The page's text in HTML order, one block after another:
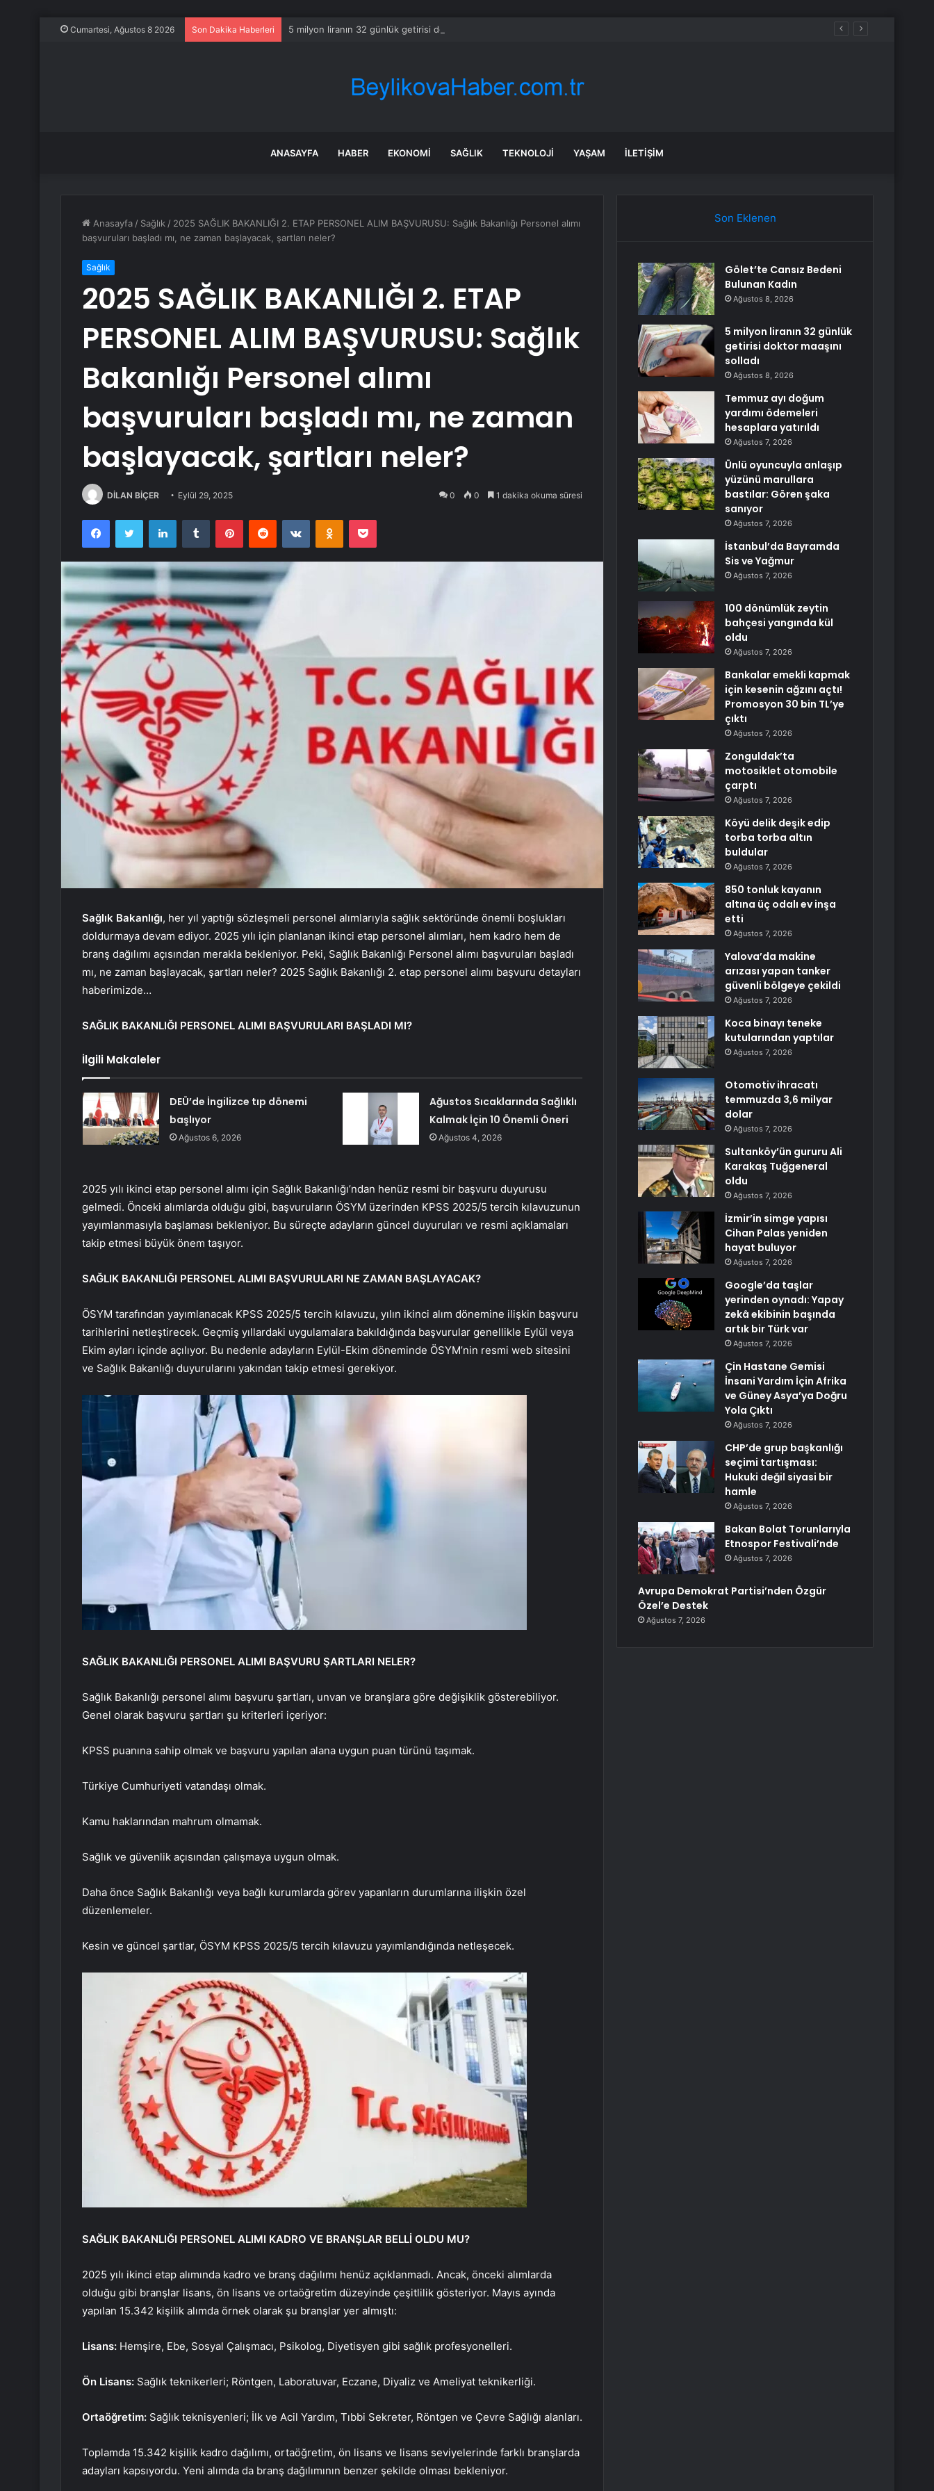
Cumartesi, Ağustos 8 2026 Son Dakika Haberleri 5 milyon liranın 32 günlük getirisi doktor maaşını solladı
ANASAYFA HABER EKONOMI SAĞLIK TEKNOLOJI YAŞAM İLETIŞIM
Anasayfa / Sağlık / 2025 SAĞLIK BAKANLIĞI 2. ETAP PERSONEL ALIM BAŞVURUSU: Sağlık Bakanlığı Personel alımı
başvuruları başladı mı, ne zaman başlayacak, şartları neler?
Sağlık
2025 SAĞLIK BAKANLIĞI 2. ETAP
PERSONEL ALIM BAŞVURUSU: Sağlık
Bakanlığı Personel alımı
başvuruları başladı mı, ne zaman
başlayacak, şartları neler?
DİLAN BİÇER Eylül 29, 2025 0 0 1 dakika okuma süresi
FacebookTwitter LinkedInTumblr PinterestReddit VKontakteOdnoklassniki
Pocket
Sağlık Bakanlığı, her yıl yaptığı sözleşmeli personel alımlarıyla sağlık sektöründe önemli boşlukları
doldurmaya devam ediyor. 2025 yılı için planlanan ikinci etap personel alımları, hem kadro hem de
branş dağılımı açısından merakla bekleniyor. Peki, Sağlık Bakanlığı Personel alımı başvuruları başladı
mı, ne zaman başlayacak, şartları neler? 2025 Sağlık Bakanlığı 2. etap personel alımı başvuru detayları
haberimizde…
SAĞLIK BAKANLIĞI PERSONEL ALIMI BAŞVURULARI BAŞLADI MI?
İlgili Makaleler
DEÜ’de İngilizce tıp dönemi
başlıyor
Ağustos 6, 2026
Ağustos Sıcaklarında Sağlıklı
Kalmak İçin 10 Önemli Öneri
Ağustos 4, 2026
2025 yılı ikinci etap personel alımı için Sağlık Bakanlığı’ndan henüz resmi bir başvuru duyurusu
gelmedi. Önceki alımlarda olduğu gibi, başvuruların ÖSYM üzerinden KPSS 2025/5 tercih kılavuzunun
yayımlanmasıyla başlaması bekleniyor. Bu süreçte adayların güncel duyuruları ve resmi açıklamaları
takip etmesi büyük önem taşıyor.
SAĞLIK BAKANLIĞI PERSONEL ALIMI BAŞVURULARI NE ZAMAN BAŞLAYACAK?
ÖSYM tarafından yayımlanacak KPSS 2025/5 tercih kılavuzu, yılın ikinci alım dönemine ilişkin başvuru
tarihlerini netleştirecek. Geçmiş yıllardaki uygulamalara bakıldığında başvurular genellikle Eylül veya
Ekim ayları içinde açılıyor. Bu nedenle adayların Eylül-Ekim döneminde ÖSYM’nin resmi web sitesini
ve Sağlık Bakanlığı duyurularını yakından takip etmesi gerekiyor.
SAĞLIK BAKANLIĞI PERSONEL ALIMI BAŞVURU ŞARTLARI NELER?
Sağlık Bakanlığı personel alımı başvuru şartları, unvan ve branşlara göre değişiklik gösterebiliyor.
Genel olarak başvuru şartları şu kriterleri içeriyor:
KPSS puanına sahip olmak ve başvuru yapılan alana uygun puan türünü taşımak.
Türkiye Cumhuriyeti vatandaşı olmak.
Kamu haklarından mahrum olmamak.
Sağlık ve güvenlik açısından çalışmaya uygun olmak.
Daha önce Sağlık Bakanlığı veya bağlı kurumlarda görev yapanların durumlarına ilişkin özel
düzenlemeler.
Kesin ve güncel şartlar, ÖSYM KPSS 2025/5 tercih kılavuzu yayımlandığında netleşecek.
SAĞLIK BAKANLIĞI PERSONEL ALIMI KADRO VE BRANŞLAR BELLİ OLDU MU?
2025 yılı ikinci etap alımında kadro ve branş dağılımı henüz açıklanmadı. Ancak, önceki alımlarda
olduğu gibi branşlar lisans, ön lisans ve ortaöğretim düzeyinde çeşitlilik gösteriyor. Mayıs ayında
yapılan 15.342 kişilik alımda örnek olarak şu branşlar yer almıştı:
Lisans: Hemşire, Ebe, Sosyal Çalışmacı, Psikolog, Diyetisyen gibi sağlık profesyonelleri.
Ön Lisans: Sağlık teknikerleri; Röntgen, Laboratuvar, Eczane, Diyaliz ve Ameliyat teknikerliği.
Ortaöğretim: Sağlık teknisyenleri; İlk ve Acil Yardım, Tıbbi Sekreter, Röntgen ve Çevre Sağlığı alanları.
Toplamda 15.342 kişilik kadro dağılımı, ortaöğretim, ön lisans ve lisans seviyelerinde farklı branşlarda
adayları kapsıyordu. Yeni alımda da branş dağılımının benzer şekilde olması bekleniyor.
Son Eklenen
Gölet’te Cansız Bedeni
Bulunan Kadın
Ağustos 8, 2026
5 milyon liranın 32 günlük
getirisi doktor maaşını
solladı
Ağustos 8, 2026
Temmuz ayı doğum
yardımı ödemeleri
hesaplara yatırıldı
Ağustos 7, 2026
Ünlü oyuncuyla anlaşıp
yüzünü marullara
bastılar: Gören şaka
sanıyor
Ağustos 7, 2026
İstanbul’da Bayramda
Sis ve Yağmur
Ağustos 7, 2026
100 dönümlük zeytin
bahçesi yangında kül
oldu
Ağustos 7, 2026
Bankalar emekli kapmak
için kesenin ağzını açtı!
Promosyon 30 bin TL’ye
çıktı
Ağustos 7, 2026
Zonguldak’ta
motosiklet otomobile
çarptı
Ağustos 7, 2026
Köyü delik deşik edip
torba torba altın
buldular
Ağustos 7, 2026
850 tonluk kayanın
altına üç odalı ev inşa
etti
Ağustos 7, 2026
Yalova’da makine
arızası yapan tanker
güvenli bölgeye çekildi
Ağustos 7, 2026
Koca binayı teneke
kutularından yaptılar
Ağustos 7, 2026
Otomotiv ihracatı
temmuzda 3,6 milyar
dolar
Ağustos 7, 2026
Sultanköy’ün gururu Ali
Karakaş Tuğgeneral
oldu
Ağustos 7, 2026
İzmir’in simge yapısı
Cihan Palas yeniden
hayat buluyor
Ağustos 7, 2026
Google’da taşlar
yerinden oynadı: Yapay
zekâ ekibinin başında
artık bir Türk var
Ağustos 7, 2026
Çin Hastane Gemisi
İnsani Yardım İçin Afrika
ve Güney Asya’ya Doğru
Yola Çıktı
Ağustos 7, 2026
CHP’de grup başkanlığı
seçimi tartışması:
Hukuki değil siyasi bir
hamle
Ağustos 7, 2026
Bakan Bolat Torunlarıyla
Etnospor Festivali’nde
Ağustos 7, 2026
Avrupa Demokrat Partisi’nden Özgür
Özel’e Destek
Ağustos 7, 2026